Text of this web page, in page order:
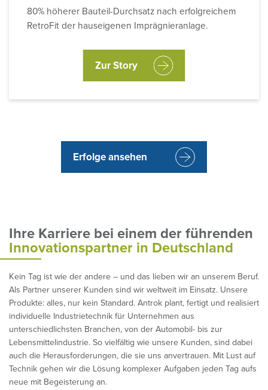
80% höherer Bauteil-Durchsatz nach erfolgreichem
RetroFit der hauseigenen Imprägnieranlage.
Zur Story
Erfolge ansehen
Ihre Karriere bei einem der führenden
Innovationspartner in Deutschland
Kein Tag ist wie der andere – und das lieben wir an unserem Beruf.
Als Partner unserer Kunden sind wir weltweit im Einsatz. Unsere
Produkte: alles, nur kein Standard. Antrok plant, fertigt und realisiert
individuelle Industrietechnik für Unternehmen aus
unterschiedlichsten Branchen, von der Automobil- bis zur
Lebensmittelindustrie. So vielfältig wie unsere Kunden, sind dabei
auch die Herausforderungen, die sie uns anvertrauen. Mit Lust auf
Technik gehen wir die Lösung komplexer Aufgaben jeden Tag aufs
neue mit Begeisterung an.